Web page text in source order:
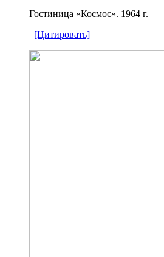
Гостиница «Космос». 1964 г.
[Цитировать]